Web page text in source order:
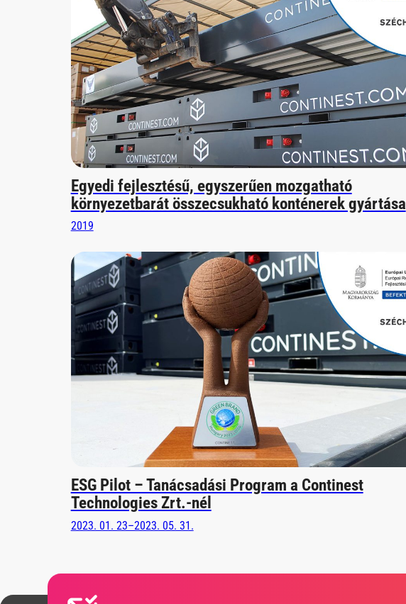
Egyedi fejlesztésű, egyszerűen mozgatható
környezetbarát összecsukható konténerek gyártása
2019
ESG Pilot – Tanácsadási Program a Continest
Technologies Zrt.-nél
2023. 01. 23–2023. 05. 31.